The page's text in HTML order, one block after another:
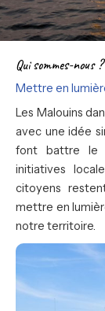
Qui sommes-nous ?
Mettre en
Les Malouins
avec une idée
font battre le
initiatives
citoyens
mettre en
notre territoire.